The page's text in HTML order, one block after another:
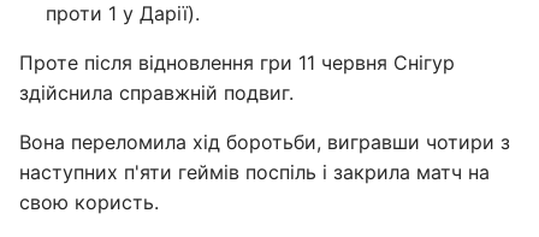
проти 1 у Дарії).
Проте після відновлення гри 11 червня Снігур
здійснила справжній подвиг.
Вона переломила хід боротьби, вигравши чотири з
наступних п'яти геймів поспіль і закрила матч на
свою користь.